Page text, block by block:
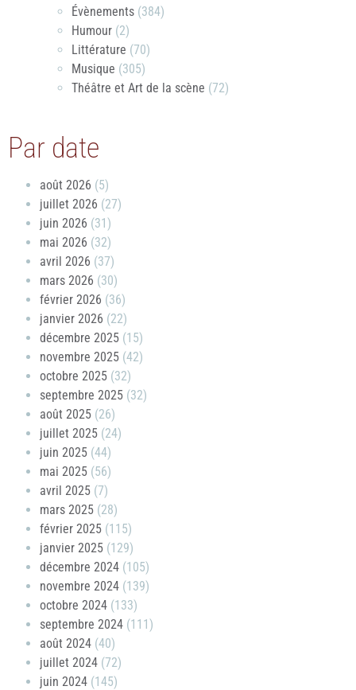
Évènements (384)
Humour (2)
Littérature (70)
Musique (305)
Théâtre et Art de la scène (72)
Par date
août 2026 (5)
juillet 2026 (27)
juin 2026 (31)
mai 2026 (32)
avril 2026 (37)
mars 2026 (30)
février 2026 (36)
janvier 2026 (22)
décembre 2025 (15)
novembre 2025 (42)
octobre 2025 (32)
septembre 2025 (32)
août 2025 (26)
juillet 2025 (24)
juin 2025 (44)
mai 2025 (56)
avril 2025 (7)
mars 2025 (28)
février 2025 (115)
janvier 2025 (129)
décembre 2024 (105)
novembre 2024 (139)
octobre 2024 (133)
septembre 2024 (111)
août 2024 (40)
juillet 2024 (72)
juin 2024 (145)